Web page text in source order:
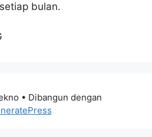
bulan.
• Dibangun dengan